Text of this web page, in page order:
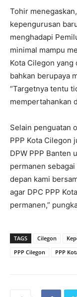
Tohir
kepengurusan
menghadapi
minimal mampu
Kota Cilegon
bahkan berupaya
“Targetnya tentu
mempertahankan
Selain penguatan
PPP Kota Cilegon
DPW PPP Banten
permanen
depan kami
agar DPC PPP
permanen,”
TAGS Cilegon
PPP Cilegon
PPP